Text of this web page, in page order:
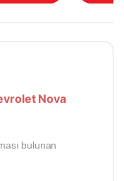
Nova
bulunan